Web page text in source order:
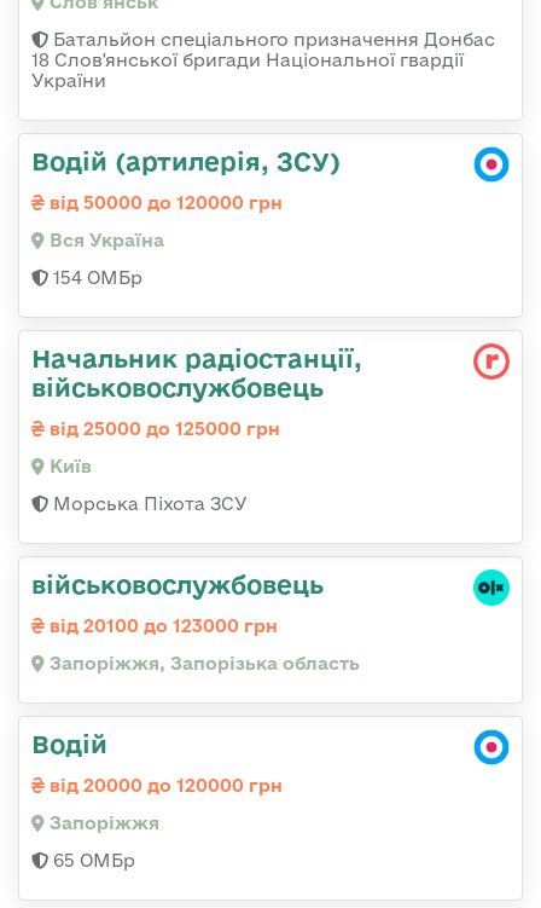
Батальйон спеціального призначення Донбас
18 Слов'янської бригади Національної гвардії
України
Водій (артилерія, ЗСУ)
від 50000 до 120000 грн
Вся Україна
154 ОМБр
Начальник радіостанції,
військовослужбовець
від 25000 до 125000 грн
Київ
Морська Піхота ЗСУ
військовослужбовець
від 20100 до 123000 грн
Запоріжжя, Запорізька область
Водій
від 20000 до 120000 грн
Запоріжжя
65 ОМБр